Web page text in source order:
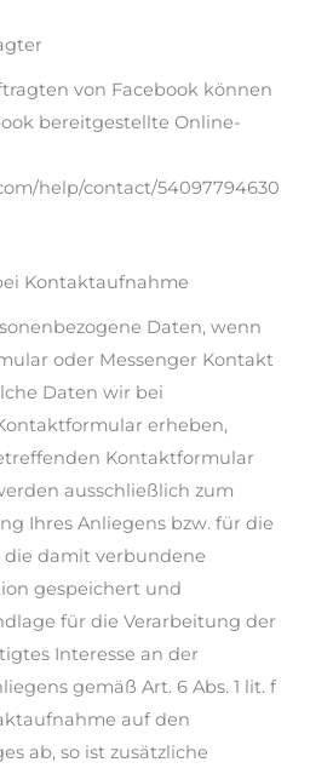
von Facebook können
bereitgestellte Online-
help/contact/54097794630
Kontaktaufnahme
Daten, wenn
oder Messenger Kontakt
Daten wir bei
erheben,
Kontaktformular
ausschließlich zum
Ihres Anliegens bzw. für die
damit verbundene
gespeichert und
für die Verarbeitung der
Interesse an der
gemäß Art. 6 Abs. 1 lit. f
auf den
ab, so ist zusätzliche